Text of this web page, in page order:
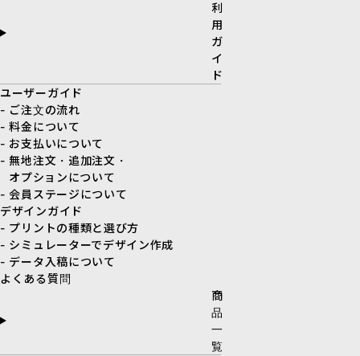
利
用
ガ
イ
ド
ユーザーガイド
- ご注文の流れ
- 料金について
- お支払いについて
- 無地注文・追加注文・
オプションについて
- 会員ステージについて
デザインガイド
- プリントの種類と選び方
- シミュレーターでデザイン作成
- データ入稿について
よくある質問
商
品
一
覧